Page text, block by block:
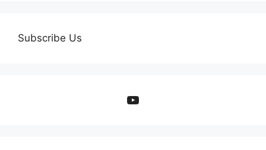
Subscribe Us
YouTube